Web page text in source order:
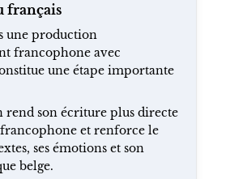
français
une production
francophone avec
une étape importante
rend son écriture plus directe
et renforce le
ses émotions et son
belge.